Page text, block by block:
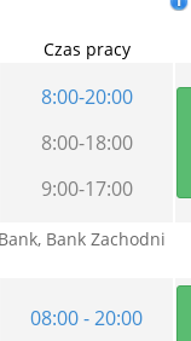
Czas pracy
8:00-20:00
8:00-18:00
9:00-17:00
Bank Zachodni
08:00 - 20:00